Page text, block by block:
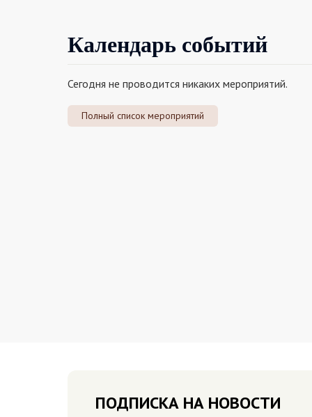
Календарь событий
Сегодня не проводится никаких мероприятий.
Полный список мероприятий
ПОДПИСКА НА НОВОСТИ